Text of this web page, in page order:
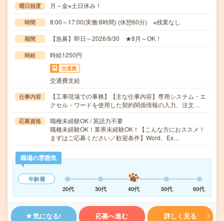
曜日頻度 月～金※土日休み！
時間 8:00～17:00(実働:8時間) (休憩60分) ※残業なし
期間 【急募】即日～2026/9/30 ★8月～OK！
時給 時給1250円
交通費
交通費支給
仕事内容
【工事現場での事務】【主な仕事内容】専用システム・エ
クセル・ワードを使用した契約関係情報の入力、注文…
応募資格
職種未経験OK / 英語力不要
職種未経験OK！業界未経験OK！【こんな方におススメ！
まずはご応募ください／歓迎条件】Word、Ex…
職場の雰囲気
年齢層
20代
30代 40代 50代 60代
気になる! 応募へ進む 詳しく見る